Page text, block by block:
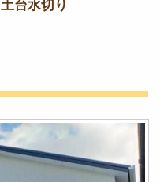
土台水切り